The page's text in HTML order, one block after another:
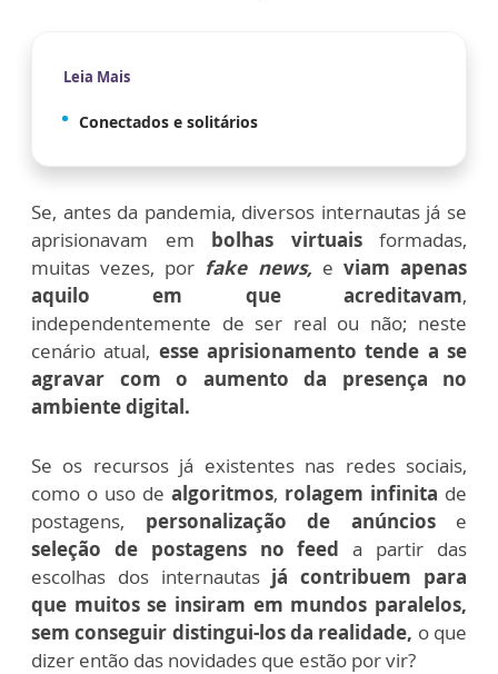
Leia Mais
Conectados e solitários
Se, antes da pandemia, diversos internautas já se
aprisionavam em bolhas virtuaisformadas,
muitas vezes, por fake news, e viam apenas
aquilo em que acreditavam,
independentemente de ser real ou não; neste
cenário atual, esse aprisionamento tende a se
agravar com o aumento da presença no
ambiente digital.
Se os recursos já existentes nas redes sociais,
como o uso de algoritmos, rolagem infinita de
postagens, personalização de anúnciose
seleção de postagens no feed a partir das
escolhas dos internautasjá contribuem para
que muitos se insiram em mundos paralelos,
sem conseguir distingui-los da realidade, o que
dizer então das novidades que estão por vir?